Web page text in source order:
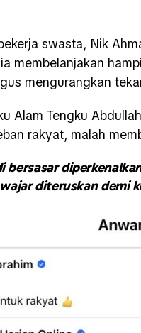
swasta, Nik
membelanjakan
mengurangkan
Alam Tengku
rakyat, malah
bersasar
diteruskan demi